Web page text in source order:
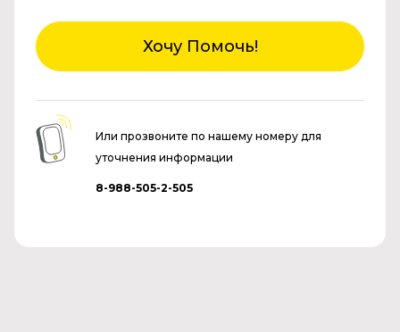
Хочу Помочь!
Или прозвоните по нашему номеру для
уточнения информации
8-988-505-2-505